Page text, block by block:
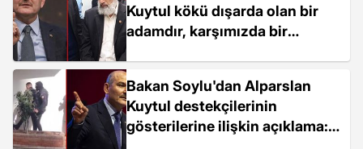
Kuytul kökü dışarda olan bir
adamdır, karşımızda bir
Bakan Soylu'dan Alparslan
Kuytul destekçilerinin
gösterilerine ilişkin açıklama: